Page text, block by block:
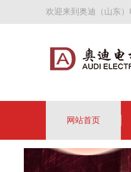
欢迎来到奥迪（山东）
网站首页